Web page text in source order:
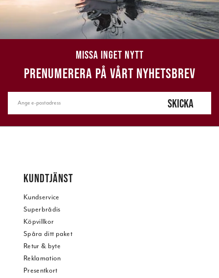
MISSA INGET NYTT
PRENUMERERA PÅ VÅRT NYHETSBREV
SKICKA
KUNDTJÄNST
Kundservice
Superbrådis
Köpvillkor
Spåra ditt paket
Retur & byte
Reklamation
Presentkort